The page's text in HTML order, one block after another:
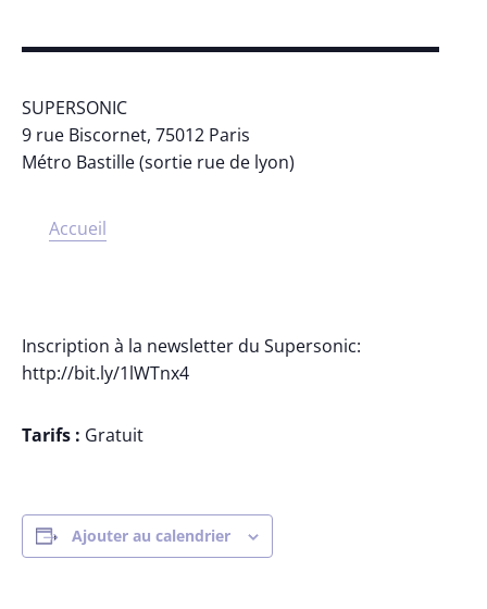
▬▬▬▬▬▬▬▬▬▬▬▬▬▬▬▬▬▬▬▬▬▬▬▬
SUPERSONIC
9 rue Biscornet, 75012 Paris
Métro Bastille (sortie rue de lyon)
Accueil
Inscription à la newsletter du Supersonic:
http://bit.ly/1lWTnx4
Tarifs : Gratuit
Ajouter au calendrier